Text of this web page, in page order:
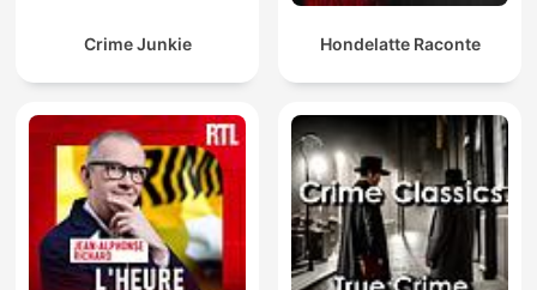
Crime Junkie Hondelatte Raconte